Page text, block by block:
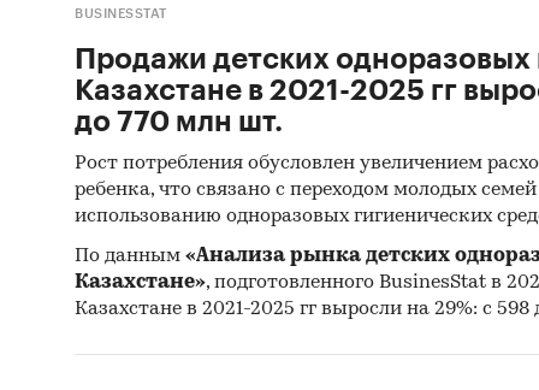
об
в
данных
BUSINESSTAT
Продажи детских одноразовых
Казахстане в 2021-2025 гг
до 770 млн шт.
Рост потребления обусловлен увеличением
ребенка, что связано с переходом молодых
использованию одноразовых гигиенических
По данным «Анализа рынка детских
Казахстане», подготовленного BusinesStat в
Казахстане в 2021-2025 гг выросли на 29%: с